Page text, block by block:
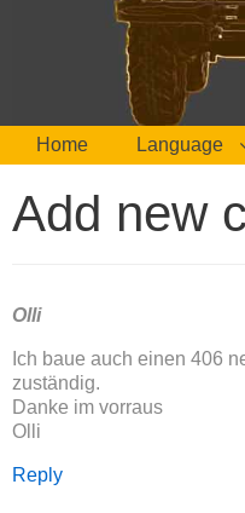
Home Language
Add new
Olli
Ich baue auch einen 406
zuständig.
Danke im vorraus
Olli
Reply